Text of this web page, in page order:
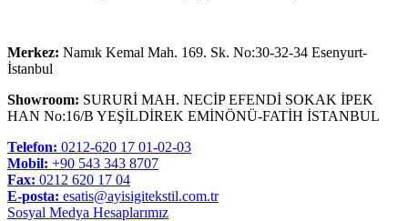
Merkez: Namık Kemal Mah. 169. Sk. No:30-32-34 Esenyurt-
İstanbul
Showroom: SURURİ MAH. NECİP EFENDİ SOKAK İPEK
HAN No:16/B YEŞİLDİREK EMİNÖNÜ-FATİH İSTANBUL
Telefon: 0212-620 17 01-02-03
Mobil: +90 543 343 8707
Fax: 0212 620 17 04
E-posta: esatis@ayisigitekstil.com.tr
Sosyal Medya Hesaplarımız